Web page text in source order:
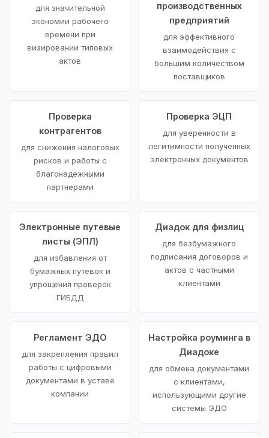
для значительной
экономии рабочего
времени при
визировании типовых
актов
производственных
предприятий
для эффективного
взаимодействия с
большим количеством
поставщиков
Проверка
контрагентов
для снижения налоговых
рисков и работы с
благонадежными
партнерами
Проверка ЭЦП
для уверенности в
легитимности полученных
электронных документов
Электронные путевые
листы (ЭПЛ)
для избавления от
бумажных путевок и
упрощения проверок
ГИБДД
Диадок для физлиц
для безбумажного
подписания договоров и
актов с частными
клиентами
Регламент ЭДО
для закрепления правил
работы с цифровыми
документами в уставе
компании
Настройка роуминга в
Диадоке
для обмена документами
с клиентами,
использующими другие
системы ЭДО